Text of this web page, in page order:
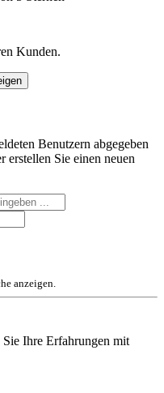
Kunden.
Benutzern abgegeben
erstellen Sie einen neuen
anzeigen.
Ihre Erfahrungen mit